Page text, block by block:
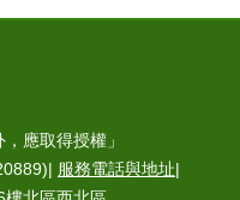
應取得授權」
服務電話與地址|